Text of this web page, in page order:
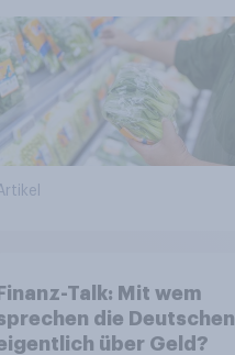
Finanz-Talk: Mit wem
die Deutschen
über Geld?